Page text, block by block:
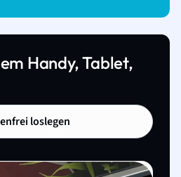
Handy, Tablet,
loslegen